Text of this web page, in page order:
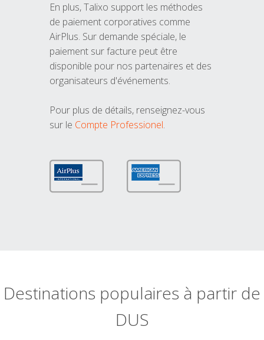
En plus, Talixo support les méthodes
de paiement corporatives comme
AirPlus. Sur demande spéciale, le
paiement sur facture peut être
disponible pour nos partenaires et des
organisateurs d'événements.
Pour plus de détails, renseignez-vous
sur le Compte Professionel.
Destinations populaires à partir de
DUS